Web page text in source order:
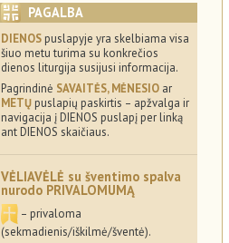
PAGALBA
DIENOS puslapyje yra skelbiama visa
šiuo metu turima su konkrečios
dienos liturgija susijusi informacija.
Pagrindinė SAVAITĖS, MĖNESIO ar
METŲ puslapių paskirtis – apžvalga ir
navigacija į DIENOS puslapį per linką
ant DIENOS skaičiaus.
VĖLIAVĖLĖ su šventimo spalva
nurodo PRIVALOMUMĄ
– privaloma
(sekmadienis/iškilmė/šventė).